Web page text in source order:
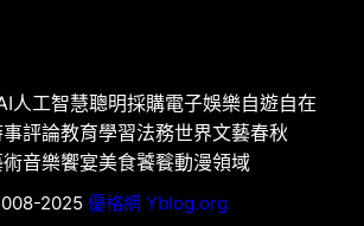
人工智慧聰明採購電子娛樂自遊自在
事評論教育學習法務世界文藝春秋
音樂饗宴美食饕餮動漫領域
2025 優格網 Yblog.org